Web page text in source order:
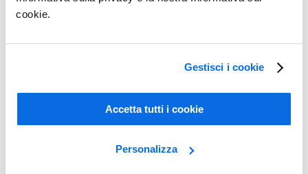
cookie.
Gestisci i cookie
Accetta tutti i cookie
Personalizza
Conoscere il PLM (Product Lifecycle Management)